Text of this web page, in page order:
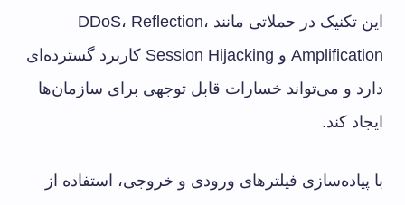
این تکنیک در حملاتی مانند DDoS، Reflection،
Amplification و Session Hijacking کاربرد گسترده‌ای
دارد و می‌تواند خسارات قابل توجهی برای سازمان‌ها
ایجاد کند.
با پیاده‌سازی فیلترهای ورودی و خروجی، استفاده از